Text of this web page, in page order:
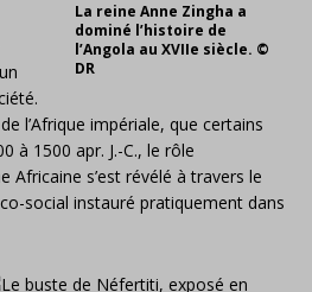
La reine Anne Zingha a
dominé l’histoire de
l’Angola au XVIIe siècle. ©
DR
l’Afrique impériale, que certains
à 1500 apr. J.-C., le rôle
Africaine s’est révélé à travers le
social instauré pratiquement dans